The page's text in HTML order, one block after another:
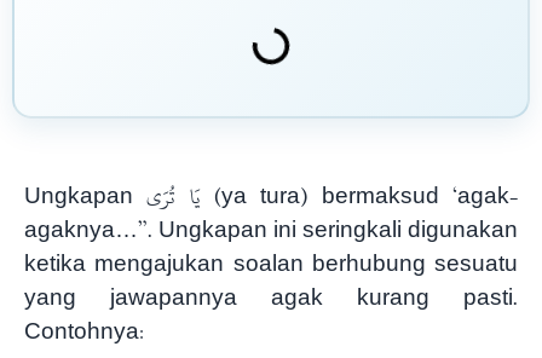
Ungkapanيَا تُرَى (ya tura) bermaksud ‘agak-
agaknya…”. Ungkapan ini seringkali digunakan
ketika mengajukan soalan berhubung sesuatu
yang jawapannya agak kurang pasti.
Contohnya: